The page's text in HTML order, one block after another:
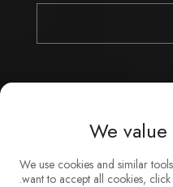
حقوق النشر © شركة شنغهاي Xunzhong للصناعة المحدودة.
We
We use cookies and similar
want to accept all cookies, click